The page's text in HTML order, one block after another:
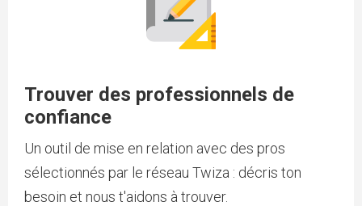
Trouver des professionnels de
confiance
Un outil de mise en relation avec des pros
sélectionnés par le réseau Twiza : décris ton
besoin et nous t'aidons à trouver.